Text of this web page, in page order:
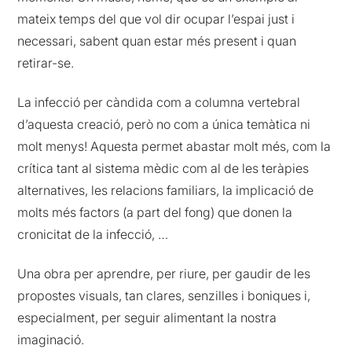
mateix temps del que vol dir ocupar l’espai just i
necessari, sabent quan estar més present i quan
retirar-se.
La infecció per càndida com a columna vertebral
d’aquesta creació, però no com a única temàtica ni
molt menys! Aquesta permet abastar molt més, com la
crítica tant al sistema mèdic com al de les teràpies
alternatives, les relacions familiars, la implicació de
molts més factors (a part del fong) que donen la
cronicitat de la infecció, …
Una obra per aprendre, per riure, per gaudir de les
propostes visuals, tan clares, senzilles i boniques i,
especialment, per seguir alimentant la nostra
imaginació.